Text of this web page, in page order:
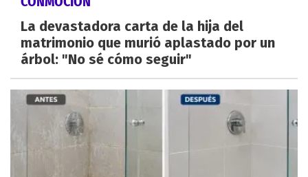
La devastadora carta de la hija del
matrimonio que murió aplastado por un
árbol: "No sé cómo seguir"